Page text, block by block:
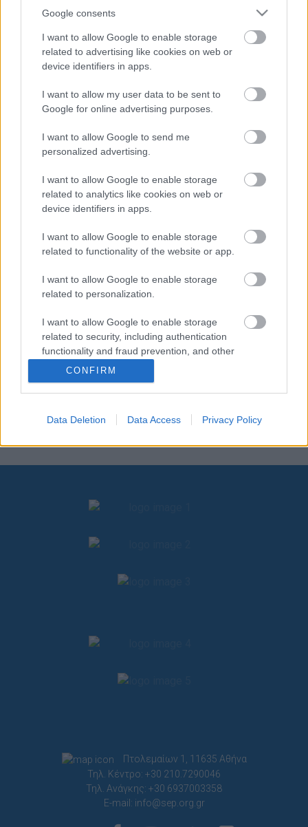
Google consents
I want to allow Google to enable storage
related to advertising like cookies on web or
device identifiers in apps.
I want to allow my user data to be sent to
Google for online advertising purposes.
I want to allow Google to send me
personalized advertising.
I want to allow Google to enable storage
related to analytics like cookies on web or
device identifiers in apps.
I want to allow Google to enable storage
related to functionality of the website or app.
I want to allow Google to enable storage
related to personalization.
I want to allow Google to enable storage
related to security, including authentication
functionality and fraud prevention, and other
user protection.
CONFIRM
Data Deletion Data Access Privacy Policy
Η Εκτελεστική Επιτροπή στη συνεδρίαση της
22ης Φεβρουαρίου 2025, μετά από εισήγηση του
Γενικού Εφόρου, αποφάσισε:
Χορήγηση Προσωρινής Άδειας Λειτουργίας
1ο Σύστημα Προσκόπων Κισσάμου,
Περιφερειακής Εφορείας Δυτικής Κρήτης
Οι Πρόσκοποι, μέσω των προγραμμάτων, των
δράσεων και των διαχρονικών αξιών τους, για
περισσότερα από 115 χρόνια εφαρμόζουν
Ανάπτυξης του Ο.Η.Ε., συμβάλλοντας στη
δημιουργία ενός καλύτερου κόσμου.
Περισσότερα στο www.scouts4sdgs.gr.
16 ΕΙΡΗΝΗ, ΔΙΚΑΙΟΣΥΝΗ ΚΑΙ ΙΣΧΥΡΟΙ ΘΕΣΜΟΙ
Επισυνάψεις
ΕΓΚΥΚΛΙΟΣ 4_2025.pdf
Πτολεμαίων 1, 11635 Αθήνα
Τηλ. Κέντρο: +30 210.7290046
Τηλ. Ανάγκης: +30 6937003358
E-mail: info@sep.org.gr